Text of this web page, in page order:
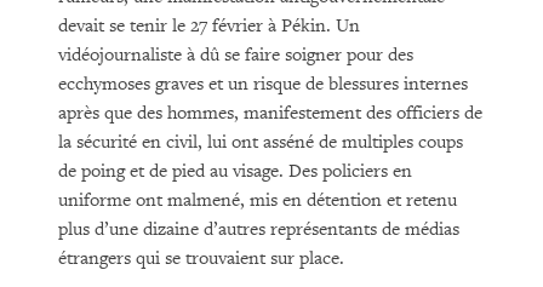
devait se tenir le 27 février à Pékin. Un
vidéojournaliste à dû se faire soigner pour des
ecchymoses graves et un risque de blessures internes
après que des hommes, manifestement des officiers de
la sécurité en civil, lui ont asséné de multiples coups
de poing et de pied au visage. Des policiers en
uniforme ont malmené, mis en détention et retenu
plus d’une dizaine d’autres représentants de médias
étrangers qui se trouvaient sur place.